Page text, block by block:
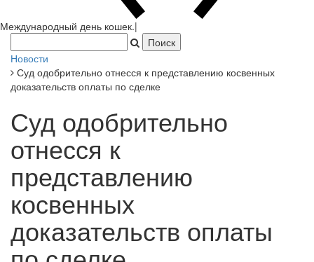
Суд одобрительно отнесся к представлению косвенных
доказательств оплаты по сделке
Суд одобрительно
отнесся к
представлению
косвенных
доказательств оплаты
по сделке